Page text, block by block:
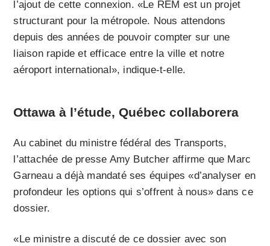
l’ajout de cette connexion. «Le REM est un projet
structurant pour la métropole. Nous attendons
depuis des années de pouvoir compter sur une
liaison rapide et efficace entre la ville et notre
aéroport international», indique-t-elle.
Ottawa à l’étude, Québec collaborera
Au cabinet du ministre fédéral des Transports,
l’attachée de presse Amy Butcher affirme que Marc
Garneau a déjà mandaté ses équipes «d’analyser en
profondeur les options qui s’offrent à nous» dans ce
dossier.
«Le ministre a discuté de ce dossier avec son